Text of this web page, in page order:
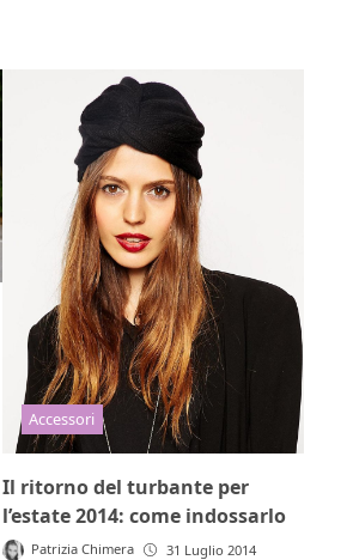
Accessori
Il ritorno del turbante per
l’estate 2014: come indossarlo
Patrizia Chimera 31 Luglio 2014